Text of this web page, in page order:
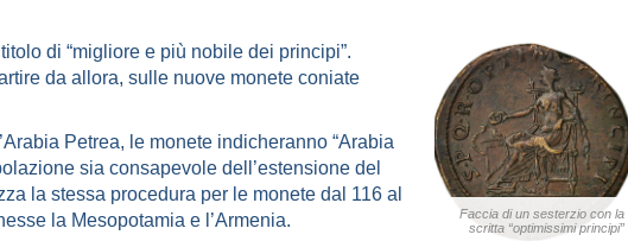
Faccia di un sesterzio con la
scritta “optimissimi principi”
di “migliore e più nobile dei principi”.
da allora, sulle nuove monete coniate
Petrea, le monete indicheranno “Arabia
sia consapevole dell’estensione del
la stessa procedura per le monete dal 116 al
la Mesopotamia e l’Armenia.